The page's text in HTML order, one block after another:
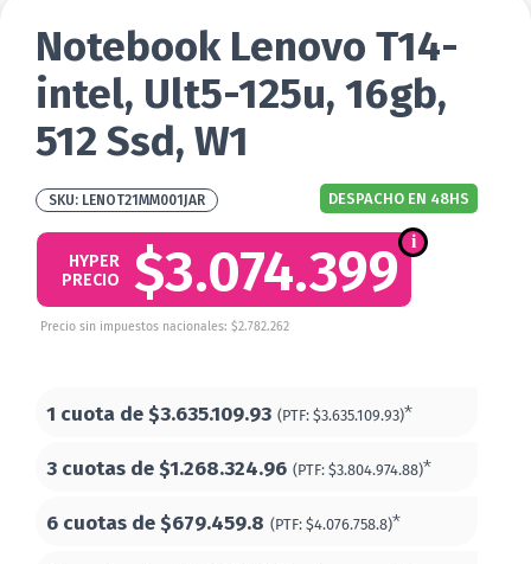
Notebook Lenovo T14-
intel, Ult5-125u, 16gb,
512 Ssd, W1
LENOT21MM001JAR DESPACHO EN 48HS
$3.074.399
HYPER
PRECIO
Precio sin impuestos nacionales: $2.782.262
1 cuota de$3.635.109.93 (PTF: $3.635.109.93)*
3 cuotas de$1.268.324.96 (PTF: $3.804.974.88)*
6 cuotas de$679.459.8 (PTF: $4.076.758.8)*